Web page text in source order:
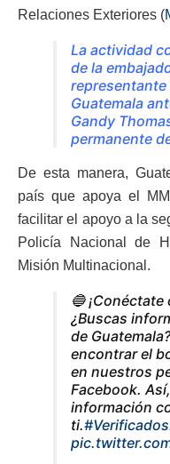
Relaciones Exteriores (
La actividad
de la
representante
Guatemala
Gandy
permanente
De esta manera,
país que apoya el
facilitar el apoyo a la
Policía Nacional de
Misión Multinacional.
🔵
¿Buscas
de
encontrar el
en nuestros
Facebook.
información
ti.